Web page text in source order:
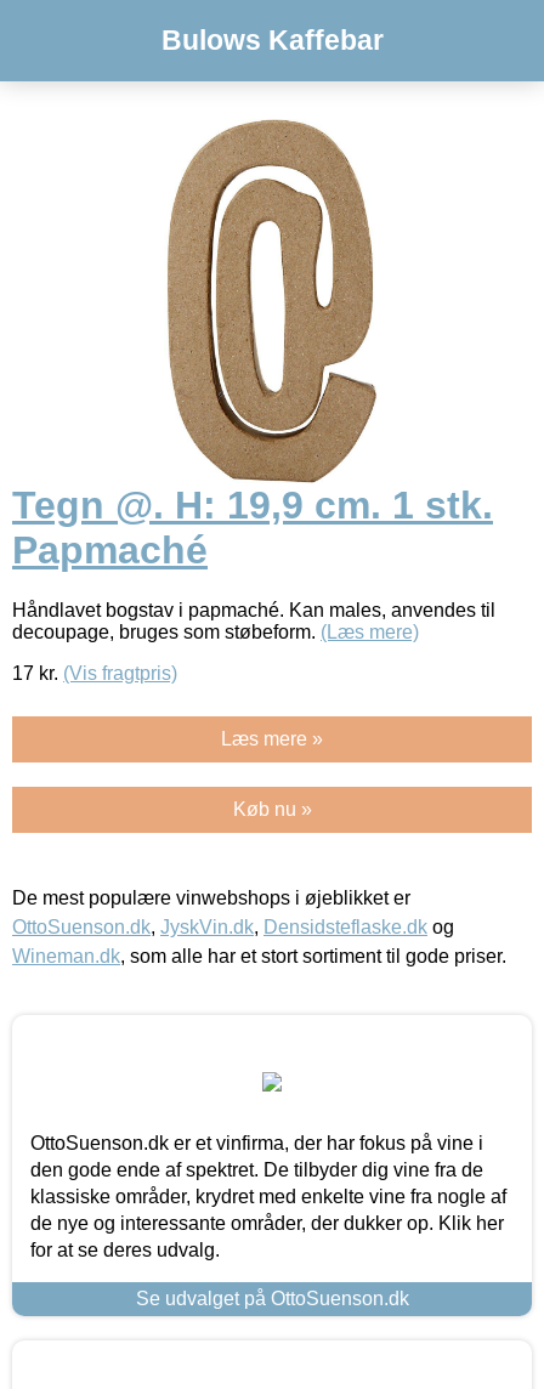
Bulows Kaffebar
Tegn @. H: 19,9 cm. 1 stk.
Papmaché
Håndlavet bogstav i papmaché. Kan males, anvendes til
decoupage, bruges som støbeform. (Læs mere)
17 kr. (Vis fragtpris)
Læs mere »
Køb nu »
De mest populære vinwebshops i øjeblikket er
OttoSuenson.dk, JyskVin.dk, Densidsteflaske.dk og
Wineman.dk, som alle har et stort sortiment til gode priser.
OttoSuenson.dk er et vinfirma, der har fokus på vine i
den gode ende af spektret. De tilbyder dig vine fra de
klassiske områder, krydret med enkelte vine fra nogle af
de nye og interessante områder, der dukker op. Klik her
for at se deres udvalg.
Se udvalget på OttoSuenson.dk